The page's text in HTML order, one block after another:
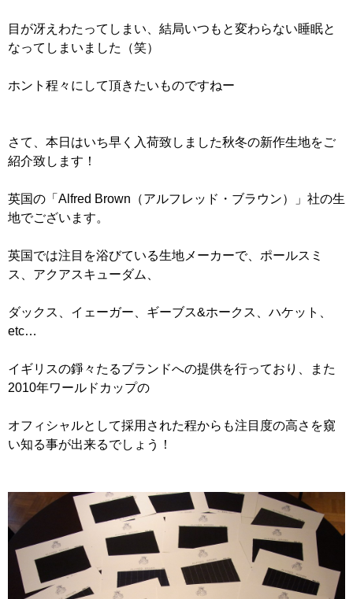
目が冴えわたってしまい、結局いつもと変わらない睡眠と
なってしまいました（笑）
ホント程々にして頂きたいものですねー
さて、本日はいち早く入荷致しました秋冬の新作生地をご
紹介致します！
英国の「Alfred Brown（アルフレッド・ブラウン）」社の生
地でございます。
英国では注目を浴びている生地メーカーで、ポールスミ
ス、アクアスキューダム、
ダックス、イェーガー、ギーブス&ホークス、ハケット、
etc…
イギリスの錚々たるブランドへの提供を行っており、また
2010年ワールドカップの
オフィシャルとして採用された程からも注目度の高さを窺
い知る事が出来るでしょう！